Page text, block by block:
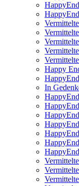
Happy
In